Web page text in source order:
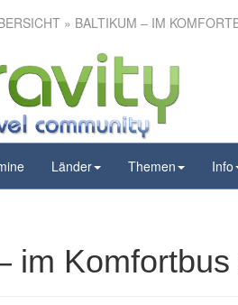
» BALTIKUM – IM
Länder Themen Info
Baltikum – im
im